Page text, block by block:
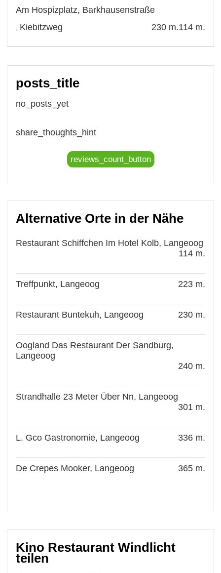
Am Hospizplatz, Barkhausenstraße
114 m.
Kiebitzweg 230 m.
posts_title
no_posts_yet
share_thoughts_hint
reviews_count_button
Alternative Orte in der Nähe
Restaurant Schiffchen Im Hotel Kolb, Langeoog
114 m.
Treffpunkt, Langeoog 223 m.
Restaurant Buntekuh, Langeoog 230 m.
Oogland Das Restaurant Der Sandburg,
Langeoog
240 m.
Strandhalle 23 Meter Über Nn, Langeoog
301 m.
L. Gco Gastronomie, Langeoog 336 m.
De Crepes Mooker, Langeoog 365 m.
Kino Restaurant Windlicht
teilen